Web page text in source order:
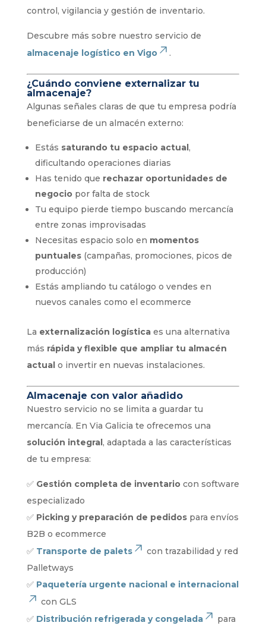
control, vigilancia y gestión de inventario.
Descubre más sobre nuestro servicio de
almacenaje logístico en Vigo
.
¿Cuándo conviene externalizar tu
almacenaje?
Algunas señales claras de que tu empresa podría
beneficiarse de un almacén externo:
Estás saturando tu espacio actual,
dificultando operaciones diarias
Has tenido que rechazar oportunidades de
negociopor falta de stock
Tu equipo pierde tiempo buscando mercancía
entre zonas improvisadas
Necesitas espacio solo en momentos
puntuales(campañas, promociones, picos de
producción)
Estás ampliando tu catálogo o vendes en
nuevos canales como el ecommerce
La externalización logísticaes una alternativa
más rápida y flexible que ampliar tu almacén
actualo invertir en nuevas instalaciones.
Almacenaje con valor añadido
Nuestro servicio no se limita a guardar tu
mercancía. En Via Galicia te ofrecemos una
solución integral, adaptada a las características
de tu empresa:
✅ Gestión completa de inventariocon software
especializado
✅ Picking y preparación de pedidospara envíos
B2B o ecommerce
✅ Transporte de palets
con trazabilidad y red
Palletways
✅ Paquetería urgente nacional e internacional
con GLS
✅ Distribución refrigerada y congelada para